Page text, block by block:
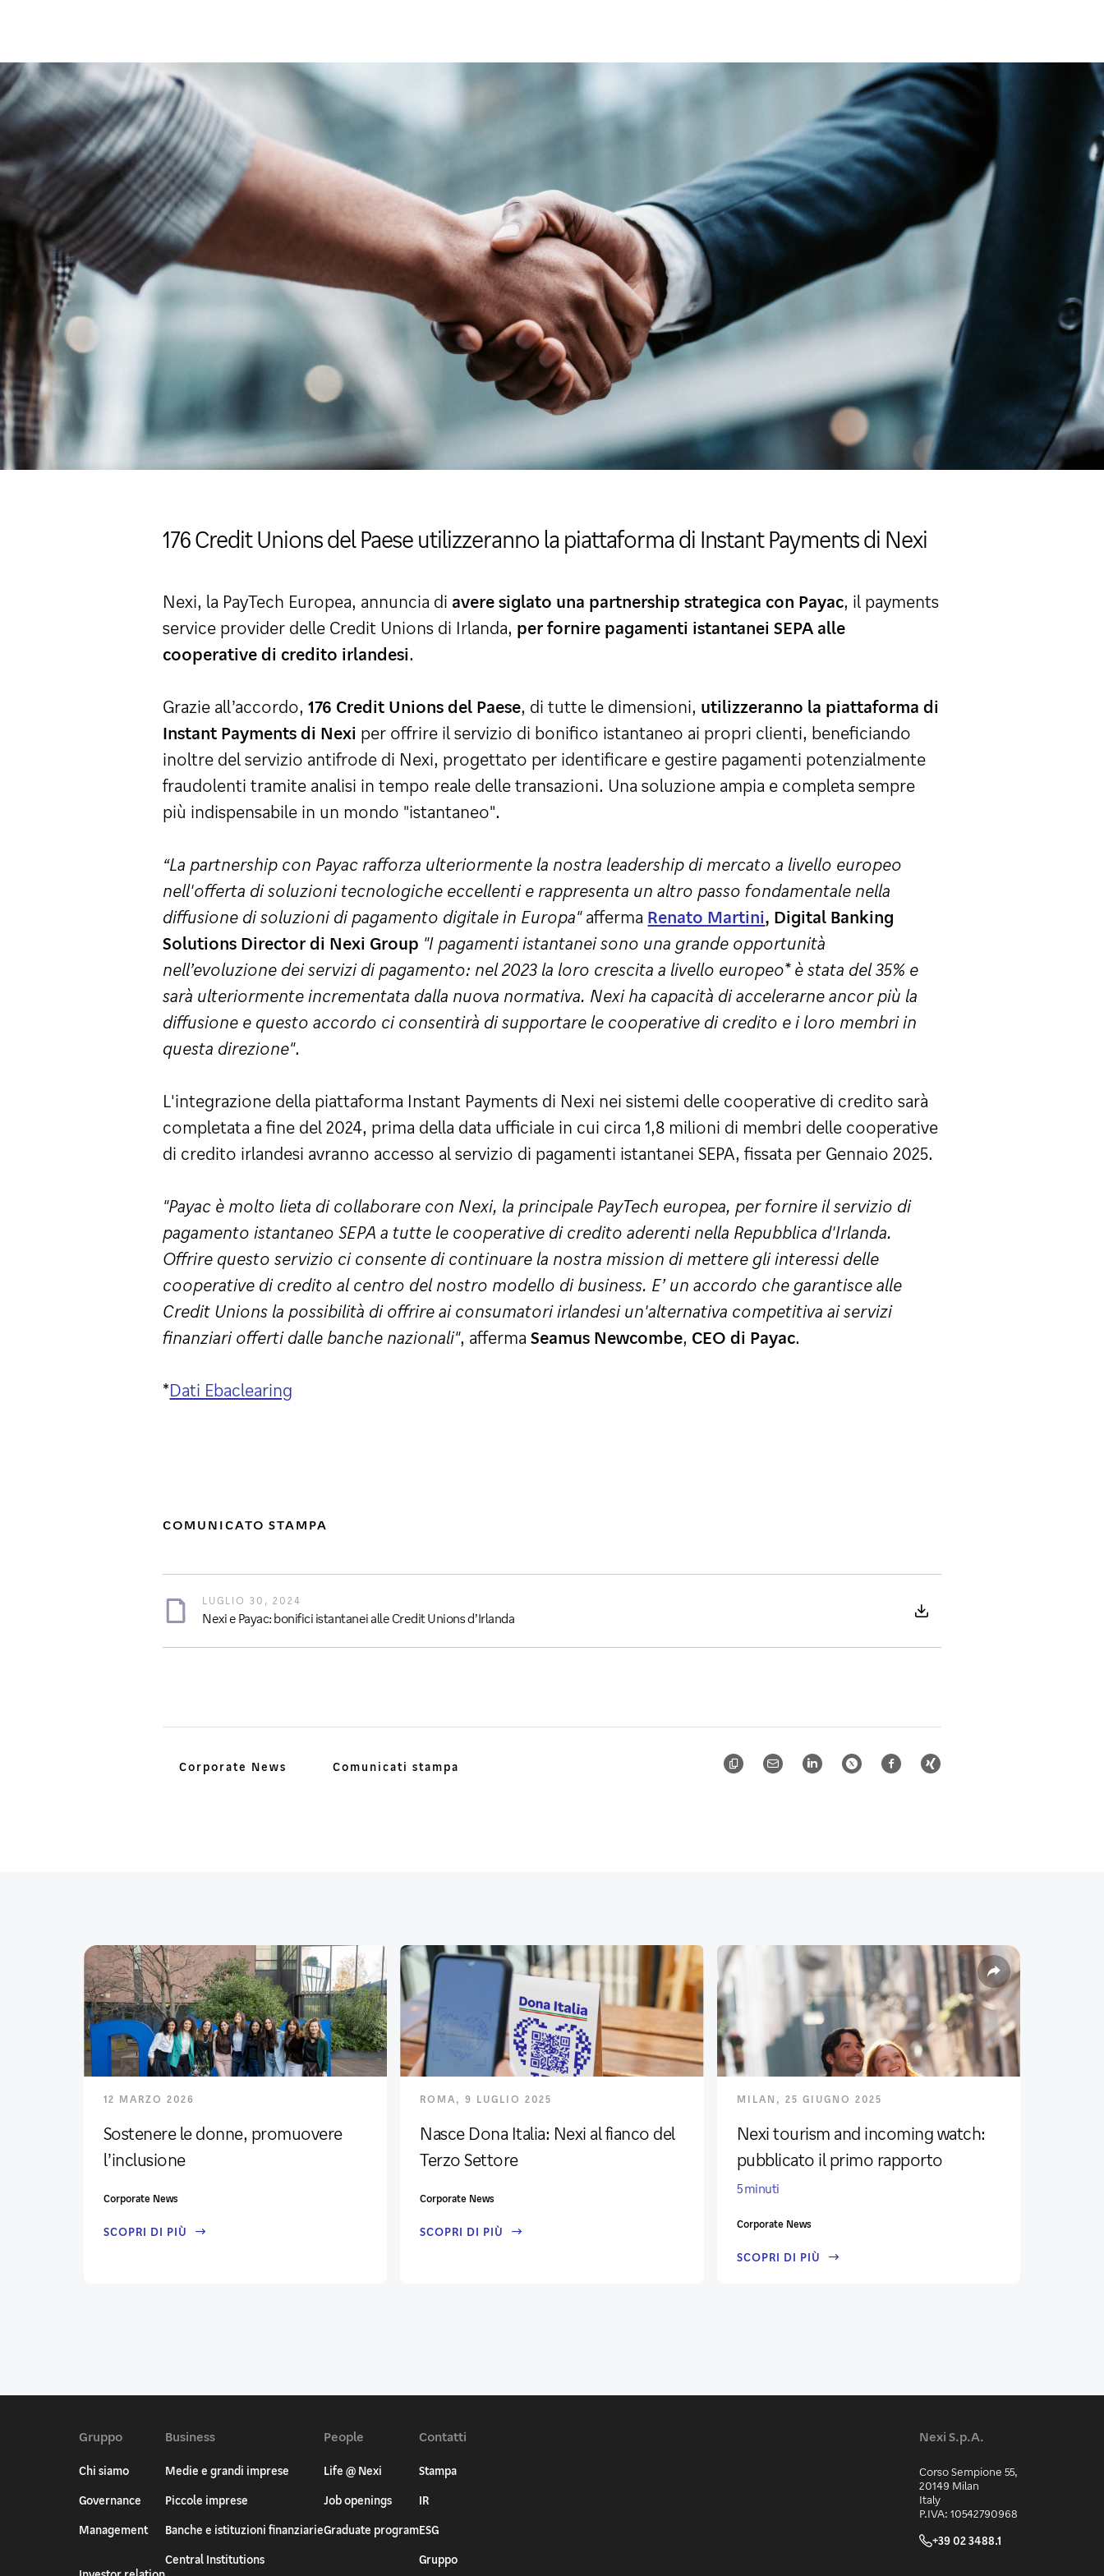
Pubblica Amministrazione
176 Credit Unions del Paese utilizzeranno la piattaforma di Instant Payments di Nexi
Nexi, la PayTech Europea, annuncia di avere siglato una partnership strategica con Payac, il payments
service provider delle Credit Unions di Irlanda, per fornire pagamenti istantanei SEPA alle
cooperative di credito irlandesi.
Grazie all’accordo,176 Credit Unions del Paese, di tutte le dimensioni, utilizzeranno la piattaforma di
Instant Payments di Nexi per offrire il servizio di bonifico istantaneo ai propri clienti, beneficiando
inoltre del servizio antifrode di Nexi, progettato per identificare e gestire pagamenti potenzialmente
fraudolenti tramite analisi in tempo reale delle transazioni. Una soluzione ampia e completa sempre
più indispensabile in un mondo "istantaneo".
“La partnership con Payac rafforza ulteriormente la nostra leadership di mercato a livello europeo
nell'offerta di soluzioni tecnologiche eccellenti e rappresenta un altro passo fondamentale nella
diffusione di soluzioni di pagamento digitale in Europa"afferma Renato Martini, Digital Banking
Solutions Director di Nexi Group "I pagamenti istantanei sono una grande opportunità
nell’evoluzione dei servizi di pagamento: nel 2023 la loro crescita a livello europeo* è stata del 35% e
sarà ulteriormente incrementata dalla nuova normativa. Nexi ha capacità di accelerarne ancor più la
diffusione e questo accordo ci consentirà di supportare le cooperative di credito e i loro membri in
questa direzione".
L'integrazione della piattaforma Instant Payments di Nexi nei sistemi delle cooperative di credito sarà
completata a fine del 2024, prima della data ufficiale in cui circa 1,8 milioni di membri delle cooperative
di credito irlandesi avranno accesso al servizio di pagamenti istantanei SEPA, fissata per Gennaio 2025.
"Payac è molto lieta di collaborare con Nexi, la principale PayTech europea, per fornire il servizio di
pagamento istantaneo SEPA a tutte le cooperative di credito aderenti nella Repubblica d'Irlanda.
Offrire questo servizio ci consente di continuare la nostra mission di mettere gli interessi delle
cooperative di credito al centro del nostro modello di business. E’ un accordo che garantisce alle
Credit Unions la possibilità di offrire ai consumatori irlandesi un'alternativa competitiva ai servizi
finanziari offerti dalle banche nazionali", affermaSeamus Newcombe, CEO di Payac.
*Dati Ebaclearing
COMUNICATO STAMPA
LUGLIO 30, 2024
Nexi e Payac: bonifici istantanei alle Credit Unions d’Irlanda
Corporate News Comunicati stampa
12 MARZO 2026
Sostenere le donne, promuovere
l’inclusione
Corporate News
SCOPRI DI PIÙ
ROMA, 9 LUGLIO 2025
Nasce Dona Italia: Nexi al fianco del
Terzo Settore
Corporate News
SCOPRI DI PIÙ
MILAN, 25 GIUGNO 2025
Nexi tourism and incoming watch:
pubblicato il primo rapporto
5 minuti
Corporate News
SCOPRI DI PIÙ
Gruppo
Chi siamo
Governance
Management
Business
Medie e grandi imprese
Piccole imprese
Banche e istituzioni finanziarie
Central Institutions
People
Life @ Nexi
Job openings
Graduate program
Contatti
Stampa
IR
ESG
Gruppo
Nexi S.p.A.
Corso Sempione 55,
20149 Milan
Italy
P.IVA: 10542790968
+39 02 3488.1